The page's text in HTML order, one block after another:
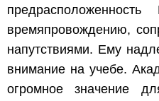
времяпровождению,
напутствиями. Ему
внимание на учебе.
огромное значение